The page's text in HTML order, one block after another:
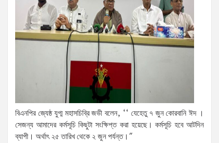
বিএনপির জ্যেষ্ঠ যুগ্ম মহাসচিব্রি জভী বলেন, ‘‘ যেহেতু ৭ জুন কোরবানি ঈদ ।
সেজন্য আমাদের কর্মসূচি কিছুটা সংক্ষিপ্ত করা হয়েছে। কর্মসূচি হবে আটদিন
ব্যাপী। অর্থাৎ ২৫ তারিখ থেকে ২ জুন পর্যন্ত।”